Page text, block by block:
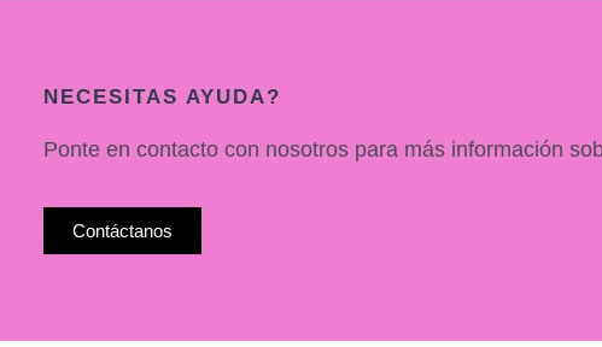
NECESITAS AYUDA?
Ponte en contacto con nosotros para más información
Contáctanos